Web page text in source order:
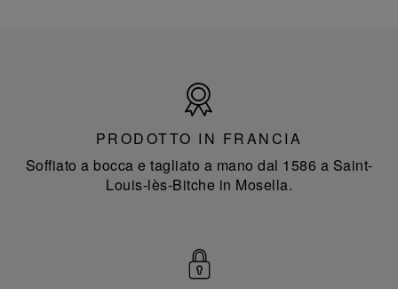
Francia
PRODOTTO IN FRANCIA
Soffiato a bocca e tagliato a mano dal 1586 a Saint-
Louis-lès-Bitche in Mosella.